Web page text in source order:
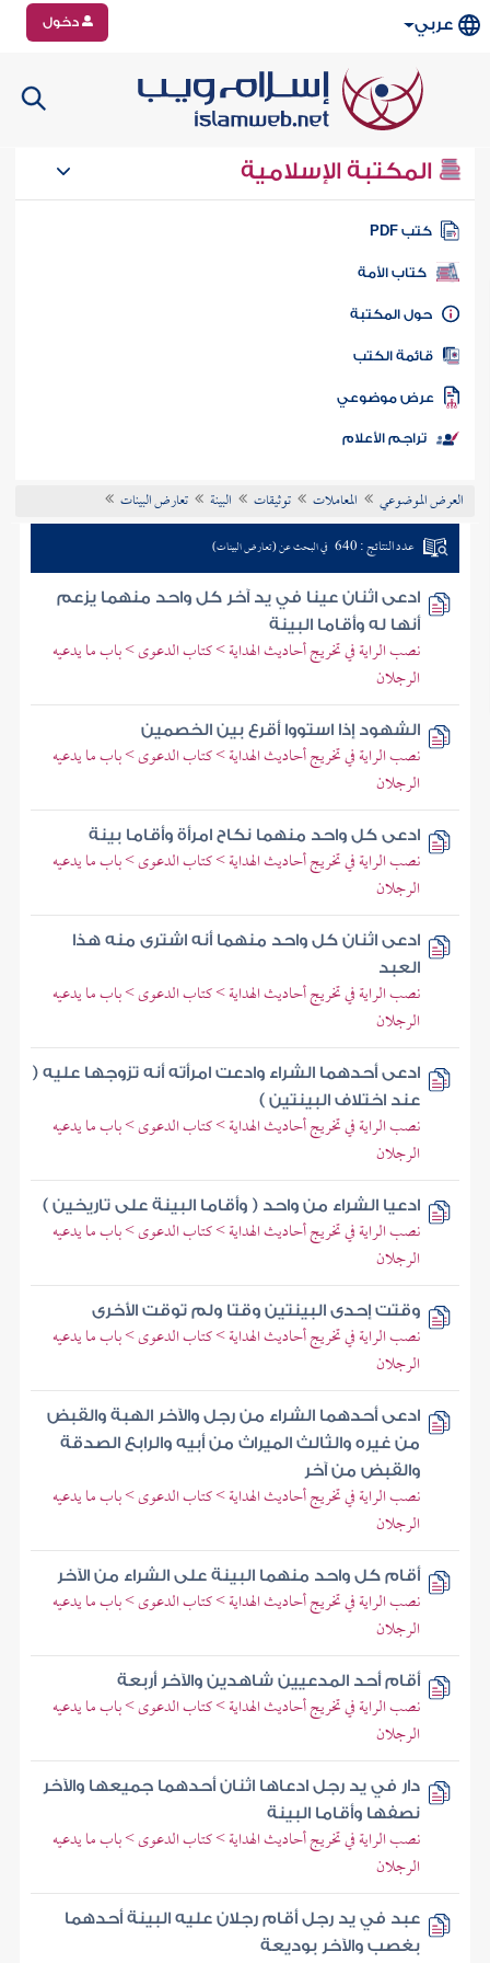
عربي دخول
المكتبة الإسلامية
كتب PDF
كتاب الأمة
المكتبة
الكتب
موضوعي
تراجم الأعلام
العرض الموضوعي المعاملات توثيقات البينة تعارض البينات
عدد النتائج : 640 في البحث عن (تعارض البينات)
ادعى اثنان عينا في يد آخر كل واحد منهما يزعم
أنها له وأقاما البينة
نصب الراية في تخريج أحاديث الهداية > كتاب الدعوى > باب ما يدعيه
الرجلان
الشهود إذا استووا أقرع بين الخصمين
نصب الراية في تخريج أحاديث الهداية > كتاب الدعوى > باب ما يدعيه
الرجلان
ادعى كل واحد منهما نكاح امرأة وأقاما بينة
نصب الراية في تخريج أحاديث الهداية > كتاب الدعوى > باب ما يدعيه
الرجلان
ادعى اثنان كل واحد منهما أنه اشترى منه هذا
العبد
نصب الراية في تخريج أحاديث الهداية > كتاب الدعوى > باب ما يدعيه
الرجلان
ادعى أحدهما الشراء وادعت امرأته أنه تزوجها عليه (
عند اختلاف البينتين )
نصب الراية في تخريج أحاديث الهداية > كتاب الدعوى > باب ما يدعيه
الرجلان
ادعيا الشراء من واحد ( وأقاما البينة على تاريخين )
نصب الراية في تخريج أحاديث الهداية > كتاب الدعوى > باب ما يدعيه
الرجلان
وقتت إحدى البينتين وقتا ولم توقت الأخرى
نصب الراية في تخريج أحاديث الهداية > كتاب الدعوى > باب ما يدعيه
الرجلان
ادعى أحدهما الشراء من رجل والآخر الهبة والقبض
من غيره والثالث الميراث من أبيه والرابع الصدقة
والقبض من آخر
نصب الراية في تخريج أحاديث الهداية > كتاب الدعوى > باب ما يدعيه
الرجلان
أقام كل واحد منهما البينة على الشراء من الآخر
نصب الراية في تخريج أحاديث الهداية > كتاب الدعوى > باب ما يدعيه
الرجلان
أقام أحد المدعيين شاهدين والآخر أربعة
نصب الراية في تخريج أحاديث الهداية > كتاب الدعوى > باب ما يدعيه
الرجلان
دار في يد رجل ادعاها اثنان أحدهما جميعها والآخر
نصفها وأقاما البينة
نصب الراية في تخريج أحاديث الهداية > كتاب الدعوى > باب ما يدعيه
الرجلان
عبد في يد رجل أقام رجلان عليه البينة أحدهما
بغصب والآخر بوديعة